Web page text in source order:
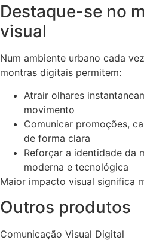
Destaque-se no
visual
Num ambiente urbano cada
montras digitais permitem:
Atrair olhares
movimento
Comunicar promoções,
de forma clara
Reforçar a identidade da
moderna e tecnológica
Maior impacto visual significa
Outros produtos
Comunicação Visual Digital